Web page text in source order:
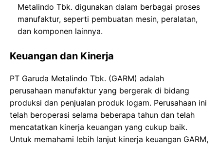
Metalindo Tbk. digunakan dalam berbagai proses
manufaktur, seperti pembuatan mesin, peralatan,
dan komponen lainnya.
Keuangan dan Kinerja
PT Garuda Metalindo Tbk. (GARM) adalah
perusahaan manufaktur yang bergerak di bidang
produksi dan penjualan produk logam. Perusahaan ini
telah beroperasi selama beberapa tahun dan telah
mencatatkan kinerja keuangan yang cukup baik.
Untuk memahami lebih lanjut kinerja keuangan GARM,